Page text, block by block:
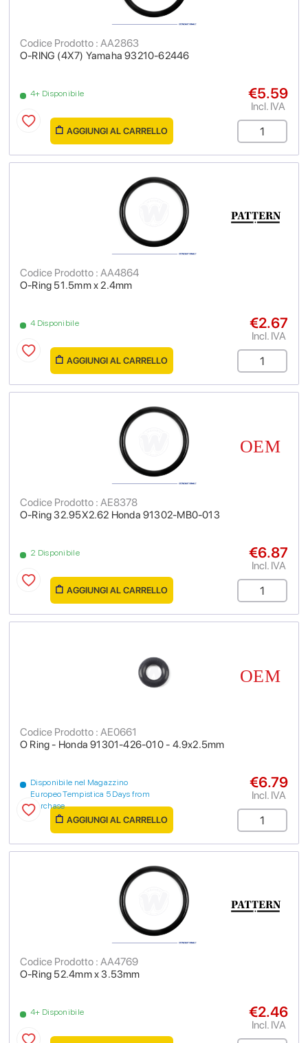
O-RING (4X7) Yamaha 93210-62446
Codice Prodotto : AA2863
4+ Disponibile €5.59
Incl. IVA
AGGIUNGI AL CARRELLO
O-Ring 51.5mm x 2.4mm
Codice Prodotto : AA4864
4 Disponibile €2.67
Incl. IVA
AGGIUNGI AL CARRELLO
O-Ring 32.95X2.62 Honda 91302-MB0-013
Codice Prodotto : AE8378
2 Disponibile €6.87
Incl. IVA
AGGIUNGI AL CARRELLO
O Ring - Honda 91301-426-010 - 4.9x2.5mm
Codice Prodotto : AE0661
Disponibile nel Magazzino
Europeo Tempistica 5 Days from
purchase
€6.79
Incl. IVA
AGGIUNGI AL CARRELLO
O-Ring 52.4mm x 3.53mm
Codice Prodotto : AA4769
4+ Disponibile €2.46
Incl. IVA